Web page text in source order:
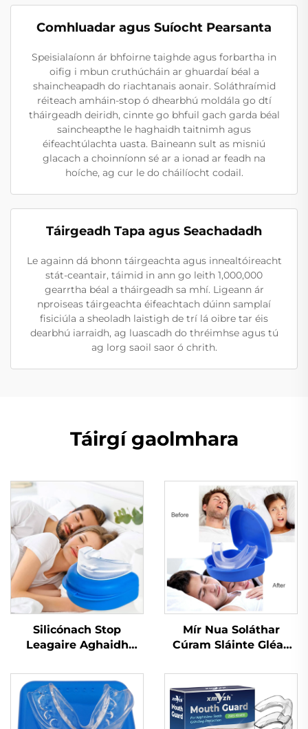
Comhluadar agus Suíocht Pearsanta
Speisialaíonn ár bhfoirne taighde agus forbartha in
oifig i mbun cruthúcháin ar ghuardaí béal a
shaincheapadh do riachtanais aonair. Soláthraímid
réiteach amháin-stop ó dhearbhú moldála go dtí
tháirgeadh deiridh, cinnte go bhfuil gach garda béal
saincheapthe le haghaidh taitnimh agus
éifeachtúlachta uasta. Baineann sult as misniú
glacach a choinníonn sé ar a ionad ar feadh na
hoíche, ag cur le do cháilíocht codail.
Táirgeadh Tapa agus Seachadadh
Le againn dá bhonn táirgeachta agus innealtóireacht
stát-ceantair, táimid in ann go leith 1,000,000
gearrtha béal a tháirgeadh sa mhí. Ligeann ár
nproiseas táirgeachta éifeachtach dúinn samplaí
fisiciúla a sheoladh laistigh de trí lá oibre tar éis
dearbhú iarraidh, ag luascadh do thréimhse agus tú
ag lorg saoil saor ó chrith.
Táirgí gaolmhara
Silicónach Stop
Leagaire Aghaidh
Apnea Cobhrú do
Bhruxism Cabhair
Chodlata Cobhrú do
Shláinte Phearsanta
Mír Nua Soláthar
Cúram Sláinte Gléas
Feabhsú Cáilíochta
Codail Ábhar
Silicónach EVA Cobhrú
in aghaidh Leagar